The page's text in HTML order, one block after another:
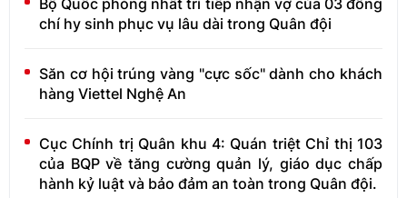
chí hy sinh phục vụ lâu dài trong Quân đội
Săn cơ hội trúng vàng "cực sốc" dành cho khách
hàng Viettel Nghệ An
Cục Chính trị Quân khu 4: Quán triệt Chỉ thị 103
của BQP về tăng cường quản lý, giáo dục chấp
hành kỷ luật và bảo đảm an toàn trong Quân đội.